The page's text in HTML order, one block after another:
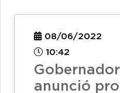
08/06/2022
10:42
anunció